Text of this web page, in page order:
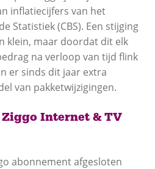
inflatiecijfers van het
Statistiek (CBS). Een stijging
klein, maar doordat dit elk
na verloop van tijd flink
er sinds dit jaar extra
van pakketwijzigingen.
Internet & TV
abonnement afgesloten